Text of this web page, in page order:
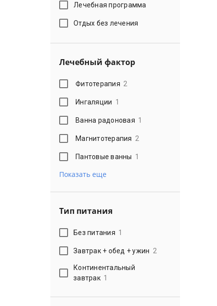
Лечебная программа
Отдых без лечения
Лечебный фактор
Фитотерапия 2
Ингаляции 1
Ванна радоновая 1
Магнитотерапия 2
Пантовые ванны 1
Показать еще
Тип питания
Без питания 1
Завтрак + обед + ужин 2
Континентальный
завтрак 1